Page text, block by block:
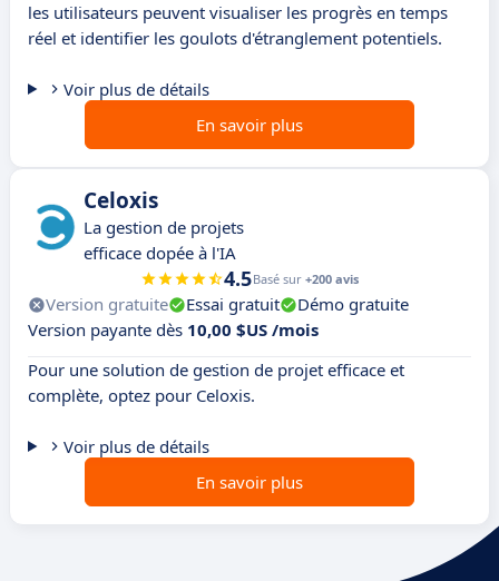
les utilisateurs peuvent visualiser les progrès en temps
réel et identifier les goulots d'étranglement potentiels.
Voir plus de détails
En savoir plus
Celoxis
La gestion de projets
efficace dopée à l'IA
4.5Basé sur +200 avis
Version gratuite Essai gratuit
Démo gratuite
Version payante dès 10,00 $US /mois
Pour une solution de gestion de projet efficace et
complète, optez pour Celoxis.
Voir plus de détails
En savoir plus